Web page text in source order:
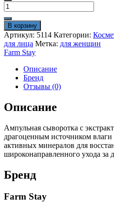
Количество
товара
Ампульная
сыворотка
FarmStayс
экстрактом
темного
жемчуга
250ml
В корзину
Артикул: 5114 Категории:
для лица Метка: для женщин
Farm Stay
Описание
Бренд
Отзывы (0)
Описание
Ампульная сыворотка с
драгоценным источником
активных минералов для
широконаправленного ухода за
Бренд
Farm Stay